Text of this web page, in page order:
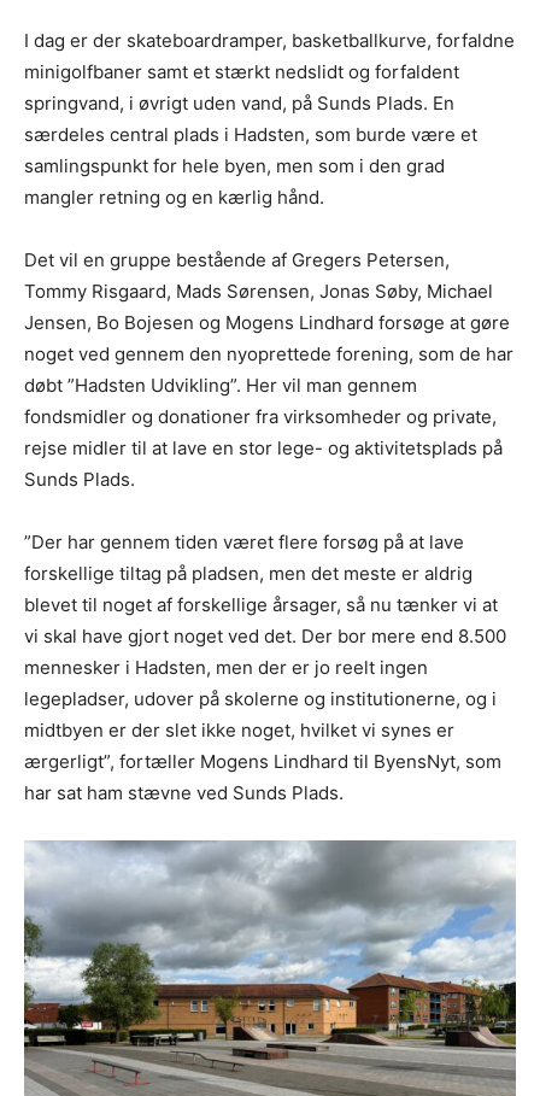
I dag er der skateboardramper, basketballkurve, forfaldne
minigolfbaner samt et stærkt nedslidt og forfaldent
springvand, i øvrigt uden vand, på Sunds Plads. En
særdeles central plads i Hadsten, som burde være et
samlingspunkt for hele byen, men som i den grad
mangler retning og en kærlig hånd.
Det vil en gruppe bestående af Gregers Petersen,
Tommy Risgaard, Mads Sørensen, Jonas Søby, Michael
Jensen, Bo Bojesen og Mogens Lindhard forsøge at gøre
noget ved gennem den nyoprettede forening, som de har
døbt ”Hadsten Udvikling”. Her vil man gennem
fondsmidler og donationer fra virksomheder og private,
rejse midler til at lave en stor lege- og aktivitetsplads på
Sunds Plads.
”Der har gennem tiden været flere forsøg på at lave
forskellige tiltag på pladsen, men det meste er aldrig
blevet til noget af forskellige årsager, så nu tænker vi at
vi skal have gjort noget ved det. Der bor mere end 8.500
mennesker i Hadsten, men der er jo reelt ingen
legepladser, udover på skolerne og institutionerne, og i
midtbyen er der slet ikke noget, hvilket vi synes er
ærgerligt”, fortæller Mogens Lindhard til ByensNyt, som
har sat ham stævne ved Sunds Plads.